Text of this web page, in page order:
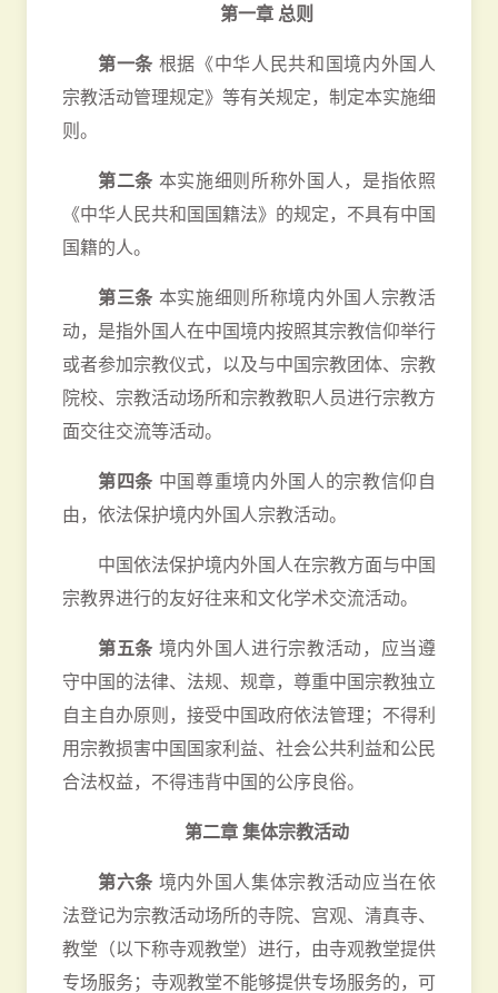
第一章 总则
第一条 根据《中华人民共和国境内外国人
宗教活动管理规定》等有关规定，制定本实施细
则。
第二条 本实施细则所称外国人，是指依照
《中华人民共和国国籍法》的规定，不具有中国
国籍的人。
第三条 本实施细则所称境内外国人宗教活
动，是指外国人在中国境内按照其宗教信仰举行
或者参加宗教仪式，以及与中国宗教团体、宗教
院校、宗教活动场所和宗教教职人员进行宗教方
面交往交流等活动。
第四条 中国尊重境内外国人的宗教信仰自
由，依法保护境内外国人宗教活动。
中国依法保护境内外国人在宗教方面与中国
宗教界进行的友好往来和文化学术交流活动。
第五条 境内外国人进行宗教活动，应当遵
守中国的法律、法规、规章，尊重中国宗教独立
自主自办原则，接受中国政府依法管理；不得利
用宗教损害中国国家利益、社会公共利益和公民
合法权益，不得违背中国的公序良俗。
第二章 集体宗教活动
第六条 境内外国人集体宗教活动应当在依
法登记为宗教活动场所的寺院、宫观、清真寺、
教堂（以下称寺观教堂）进行，由寺观教堂提供
专场服务；寺观教堂不能够提供专场服务的，可